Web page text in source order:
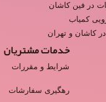
در فین کاشان
کمیاب
کاشان و تهران
خدمات مشتریان
شرایط و مقررات
رهگیری سفارشات